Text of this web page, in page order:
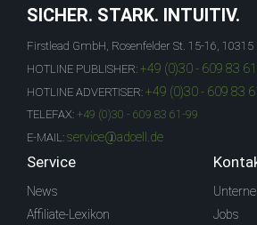
SICHER. STARK. INTUITIV.
Firstlead GmbH, Rosenfelder St. 15-16, 10315
HOTLINE PUBLISHER: +49 (0)30 - 609 83
HOTLINE ADVERTISER: +49 (0)30 - 609 83
TELEFAX: +49 (0)30 - 609 83 61-99
E-MAIL: service@adcell.de
Service
News
Affiliate-Lexikon
Jobs